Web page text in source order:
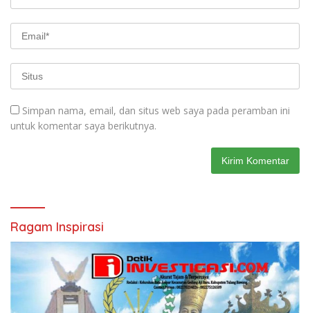
Simpan nama, email, dan situs web saya pada peramban ini
untuk komentar saya berikutnya.
Ragam Inspirasi